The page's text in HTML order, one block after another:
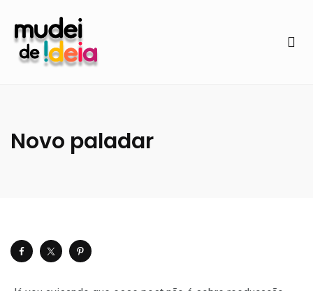
Novo paladar